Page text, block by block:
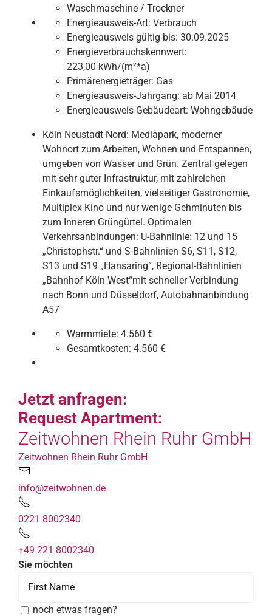
Waschmaschine / Trockner
Energieausweis-Art: Verbrauch
Energieausweis gültig bis: 30.09.2025
Energieverbrauchskennwert:
223,00 kWh/(m²*a)
Primärenergieträger: Gas
Energieausweis-Jahrgang: ab Mai 2014
Energieausweis-Gebäudeart: Wohngebäude
Köln Neustadt-Nord: Mediapark, moderner
Wohnort zum Arbeiten, Wohnen und Entspannen,
umgeben von Wasser und Grün. Zentral gelegen
mit sehr guter Infrastruktur, mit zahlreichen
Einkaufsmöglichkeiten, vielseitiger Gastronomie,
Multiplex-Kino und nur wenige Gehminuten bis
zum Inneren Grüngürtel. Optimalen
Verkehrsanbindungen: U-Bahnlinie: 12 und 15
„Christophstr.“ und S-Bahnlinien S6, S11, S12,
S13 und S19 „Hansaring“, Regional-Bahnlinien
„Bahnhof Köln West“mit schneller Verbindung
nach Bonn und Düsseldorf, Autobahnanbindung
A57
Warmmiete: 4.560 €
Gesamtkosten: 4.560 €
Jetzt anfragen:
Request Apartment:
Zeitwohnen Rhein Ruhr GmbH
Zeitwohnen Rhein Ruhr GmbH
info@zeitwohnen.de
0221 8002340
+49 221 8002340
Sie möchten
noch etwas fragen?